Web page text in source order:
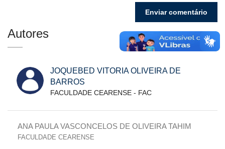
Autores
JOQUEBED VITORIA OLIVEIRA DE
BARROS
FACULDADE CEARENSE - FAC
ANA PAULA VASCONCELOS DE OLIVEIRA TAHIM
FACULDADE CEARENSE